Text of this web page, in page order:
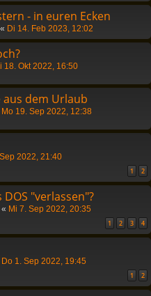
- in euren Ecken
« Di 14. Feb 2023, 12:02
18. Okt 2022, 16:50
dem Urlaub
Mo 19. Sep 2022, 12:38
2022, 21:40
1 2
"verlassen"?
« Mi 7. Sep 2022, 20:35
1 2 3 4
Do 1. Sep 2022, 19:45
1 2